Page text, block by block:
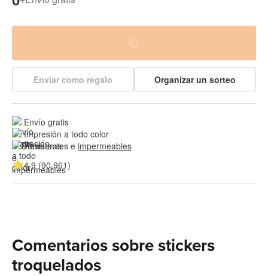
Enviar como regalo Organizar un sorteo
Envío gratis
Impresión a todo color
Resistentes e impermeables
4.9 (90,961)
Comentarios sobre stickers
troquelados